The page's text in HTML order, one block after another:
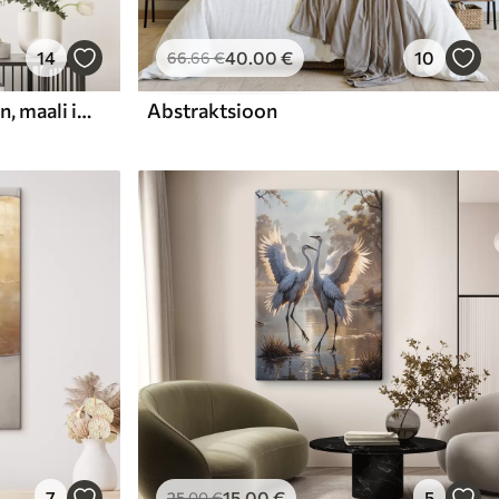
14
Abstraktne kompositsioon, maali imitatsioon
66.66€40.00€ 10
Abstraktsioon